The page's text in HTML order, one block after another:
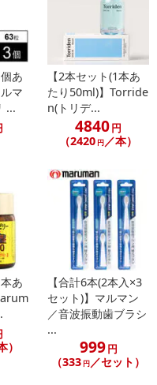
1日2回使用、毎回2分の場
。
超極細毛】
き出す！
あ
マ
...
【2本セット(1本あ
たり50ml)】Torride
n(トリデ...
4840円
（2420 円／本）
あ
）
【合計6本(2本入×3
セット)】マルマン
／音波振動歯ブラシ
...
999円
（333 円／セット）